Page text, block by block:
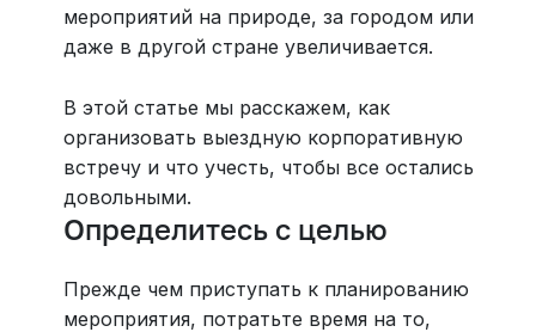
мероприятий на природе, за городом или
даже в другой стране увеличивается.
В этой статье мы расскажем, как
организовать выездную корпоративную
встречу и что учесть, чтобы все остались
довольными.
Определитесь с целью
Прежде чем приступать к планированию
мероприятия, потратьте время на то,